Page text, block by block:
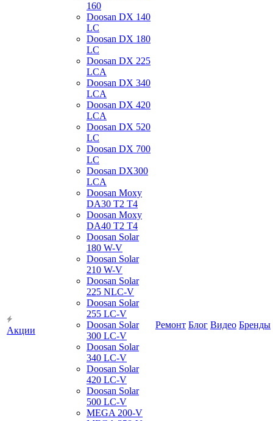
Акции
160
Doosan DX 140
LC
Doosan DX 180
LC
Doosan DX 225
LCA
Doosan DX 340
LCA
Doosan DX 420
LCA
Doosan DX 520
LC
Doosan DX 700
LC
Doosan DX300
LCA
Doosan Moxy
DA30 T2 T4
Doosan Moxy
DA40 T2 T4
Doosan Solar
180 W-V
Doosan Solar
210 W-V
Doosan Solar
225 NLC-V
Doosan Solar
255 LC-V
Doosan Solar
300 LC-V
Doosan Solar
340 LC-V
Doosan Solar
420 LC-V
Doosan Solar
500 LC-V
MEGA 200-V
Ремонт Блог Видео Бренды